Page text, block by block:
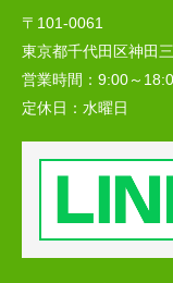
〒101-0061
東京都千代田区神田
営業時間： 9:00～
定休日： 水曜日